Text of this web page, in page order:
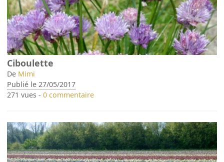
Ciboulette
De Mimi
Publié le 27/05/2017
271 vues -0 commentaire